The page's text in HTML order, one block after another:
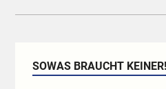
SOWAS BRAUCHT KEINER!